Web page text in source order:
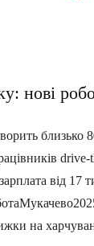
нові
близько
від
на